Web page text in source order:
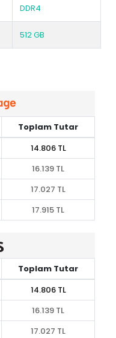
DDR4
512 GB
Toplam Tutar
14.806 TL
16.139 TL
17.027 TL
17.915 TL
Toplam Tutar
14.806 TL
16.139 TL
17.027 TL